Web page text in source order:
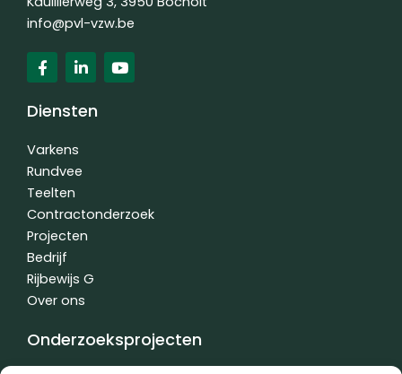
info@pvl-vzw.be
F
a
c
e
b
o
k
-
f
L
i
n
k
e
n
-
n
Y
o
u
Diensten
Varkens
Rundvee
Teelten
Contractonderzoek
Projecten
Bedrijf
Rijbewijs G
Over ons
Onderzoeksprojecten